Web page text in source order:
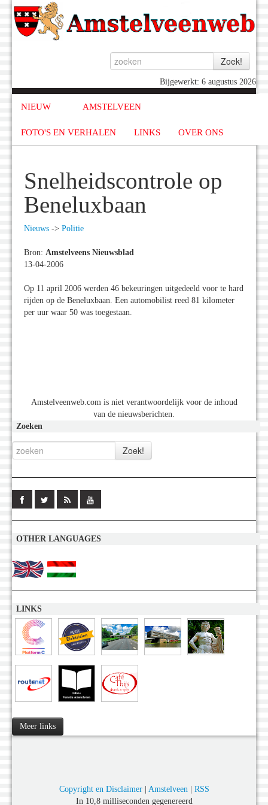
Bijgewerkt: 6 augustus 2026
NIEUW AMSTELVEEN
FOTO'S EN VERHALEN LINKS OVER ONS
Snelheidscontrole op
Beneluxbaan
Nieuws -> Politie
Bron: Amstelveens Nieuwsblad
13-04-2006
Op 11 april 2006 werden 46 bekeuringen uitgedeeld voor te hard
rijden op de Beneluxbaan. Een automobilist reed 81 kilometer
per uur waar 50 was toegestaan.
Amstelveenweb.com is niet verantwoordelijk voor de inhoud
van de nieuwsberichten.
Zoeken
OTHER LANGUAGES
LINKS
Meer links
Copyright en Disclaimer| Amstelveen| RSS
In 10,8 milliseconden gegenereerd